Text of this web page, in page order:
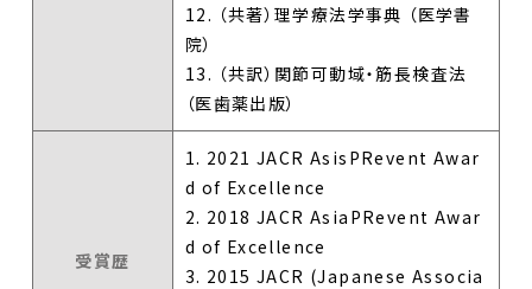
12. （共著）理学療法学事典 （医学書
院）
13. （共訳）関節可動域・筋長検査法
（医歯薬出版）
受賞歴
1. 2021 JACR AsisPRevent Awar
d of Excellence
2. 2018 JACR AsiaPRevent Awar
d of Excellence
3. 2015 JACR (Japanese Associa